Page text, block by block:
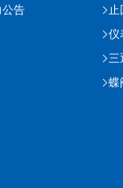
公告
止
仪
三
蝶